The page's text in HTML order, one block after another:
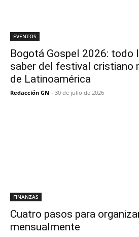
EVENTOS
Bogotá Gospel 2026: todo
saber del festival cristiano
de Latinoamérica
Redacción GN - 30 de julio de 2026
FINANZAS
Cuatro pasos para
mensualmente